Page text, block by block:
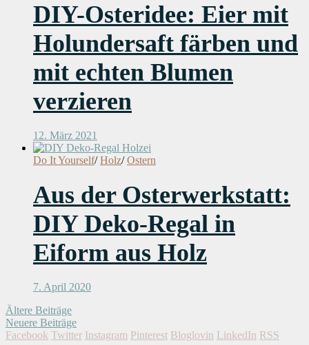
DIY-Osteridee: Eier mit
Holundersaft färben und
mit echten Blumen
verzieren
12. März 2021
Do It Yourself/ Holz/ Ostern
Aus der Osterwerkstatt:
DIY Deko-Regal in
Eiform aus Holz
7. April 2020
Ältere Beiträge
Neuere Beiträge
Facebook Twitter Instagram Pinterest Bloglovin LinkedIn RSS